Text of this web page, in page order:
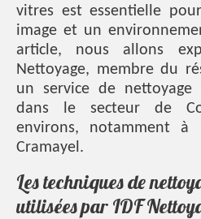
vitres est essentielle
image et un
article, nous allons
Nettoyage, membre du
un service de
dans le secteur de
environs, notamment à
Cramayel.
Les techniques de
utilisées par IDF